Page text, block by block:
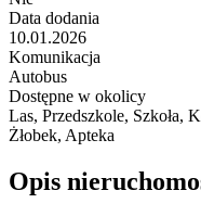
Data dodania
10.01.2026
Komunikacja
Autobus
Dostępne w okolicy
Las, Przedszkole, Szkoła,
Żłobek, Apteka
Opis